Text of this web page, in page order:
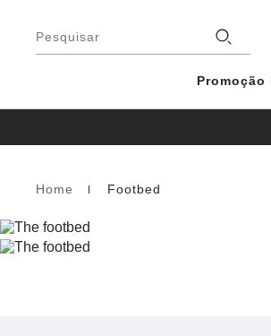
Pesquisar
Promoção
Homepage
Home Footbed